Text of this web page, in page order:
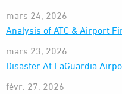
mars 24, 2026
Analysis of ATC & Airport
mars 23, 2026
Disaster At LaGuardia
févr. 27, 2026